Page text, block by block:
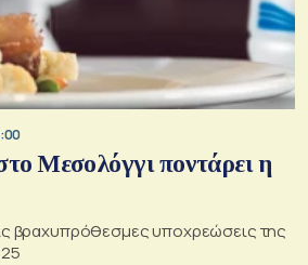
Μεσολόγγι ποντάρει η
βραχυπρόθεσμες υποχρεώσεις της